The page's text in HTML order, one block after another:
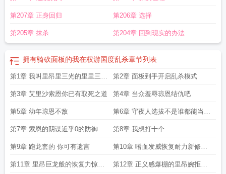
第207章 正身回归 第206章 选择
第205章 抹杀 第204章 回到现实的办法
拥有骑砍面板的我在权游国度乱杀章节列表
第1章 我叫里昂里三光的里里三光
的昂
第2章 面板到手开启乱杀模式
第3章 艾里沙索恩你已有取死之道 第4章 当众羞辱琼恩结仇吧
第5章 幼年琼恩不敌 第6章 守夜人选拔不是谁都能当守
夜人
第7章 索恩的阴谋近乎0的防御 第8章 我想打十个
第9章 跑龙套的 你可有遗言 第10章 嗜血发威恢复耐力新修版
主角无伤满意了吗
第11章 里昂巨龙般的恢复力惊呆 第12章 正义感爆棚的里昂婉拒小